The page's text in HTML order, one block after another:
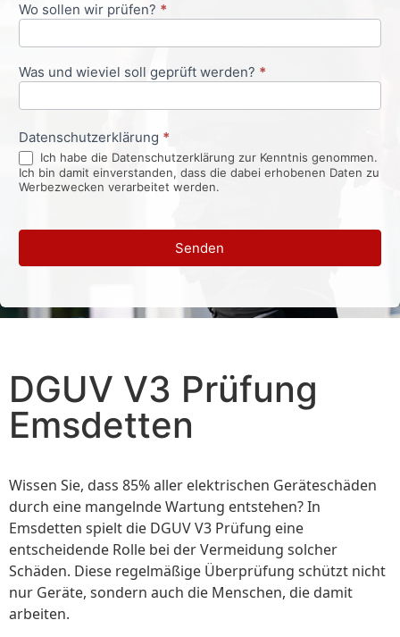
Wo sollen wir prüfen? *
Was und wieviel soll geprüft werden? *
Datenschutzerklärung *
Ich habe die Datenschutzerklärung zur Kenntnis genommen.
Ich bin damit einverstanden, dass die dabei erhobenen Daten zu
Werbezwecken verarbeitet werden.
Senden
DGUV V3 Prüfung
Emsdetten
Wissen Sie, dass 85% aller elektrischen Geräteschäden
durch eine mangelnde Wartung entstehen? In
Emsdetten spielt die DGUV V3 Prüfung eine
entscheidende Rolle bei der Vermeidung solcher
Schäden. Diese regelmäßige Überprüfung schützt nicht
nur Geräte, sondern auch die Menschen, die damit
arbeiten.